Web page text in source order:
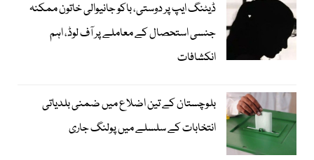
ڈیٹنگ ایپ پر دوستی، باکو جانیوالی خاتون ممکنہ
جنسی استحصال کے معاملے پر آف لوڈ، اہم
انکشافات
بلوچستان کے تین اضلاع میں ضمنی بلدیاتی
انتخابات کے سلسلے میں پولنگ جاری